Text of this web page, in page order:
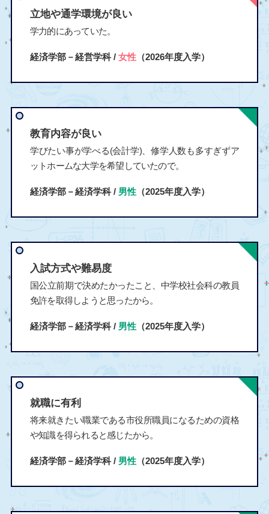
立地や通学環境が良い
学力的にあっていた。
経済学部－経営学科 / 女性（2026年度入学）
教育内容が良い
学びたい事が学べる(会計学)、修学人数も多すぎずア
ットホームな大学を希望していたので。
経済学部－経済学科 / 男性（2025年度入学）
入試方式や難易度
国公立前期で決めたかったこと、中学校社会科の教員
免許を取得しようと思ったから。
経済学部－経済学科 / 男性（2025年度入学）
就職に有利
将来就きたい職業である市役所職員になるための資格
や知識を得られると感じたから。
経済学部－経済学科 / 男性（2025年度入学）